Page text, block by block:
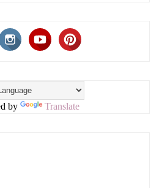
by Translate